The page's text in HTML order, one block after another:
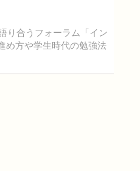
り合うフォーラム「イン
め方や学生時代の勉強法